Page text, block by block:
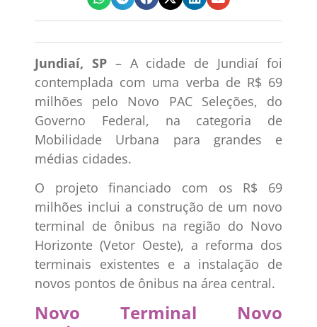
Jundiaí, SP – A cidade de Jundiaí foi
contemplada com uma verba de R$ 69
milhões pelo Novo PAC Seleções, do
Governo Federal, na categoria de
Mobilidade Urbana para grandes e
médias cidades.
O projeto financiado com os R$ 69
milhões inclui a construção de um novo
terminal de ônibus na região do Novo
Horizonte (Vetor Oeste), a reforma dos
terminais existentes e a instalação de
novos pontos de ônibus na área central.
Novo Terminal Novo